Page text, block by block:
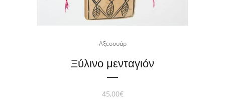
Αξεσουάρ
Ξύλινο μενταγιόν
45,00€